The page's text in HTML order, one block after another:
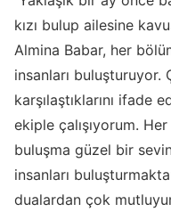
kızı bulup ailesine
Almina Babar, her
insanları
karşılaştıklarını ifade
ekiple çalışıyorum.
buluşma güzel bir
insanları
dualardan çok